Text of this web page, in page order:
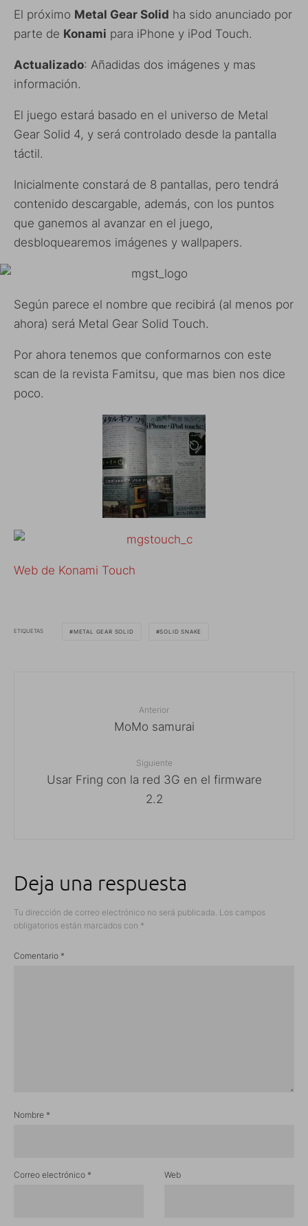
El próximo Metal Gear Solid ha sido anunciado por
parte de Konami para iPhone y iPod Touch.
Actualizado: Añadidas dos imágenes y mas
información.
El juego estará basado en el universo de Metal
Gear Solid 4, y será controlado desde la pantalla
táctil.
Inicialmente constará de 8 pantallas, pero tendrá
contenido descargable, además, con los puntos
que ganemos al avanzar en el juego,
desbloquearemos imágenes y wallpapers.
Según parece el nombre que recibirá (al menos por
ahora) será Metal Gear Solid Touch.
Por ahora tenemos que conformarnos con este
scan de la revista Famitsu, que mas bien nos dice
poco.
Web de Konami Touch
ETIQUETAS METAL GEAR SOLID SOLID SNAKE
Anterior
MoMo samurai
Siguiente
Usar Fring con la red 3G en el firmware
2.2
Deja una respuesta
Tu dirección de correo electrónico no será publicada. Los campos
obligatorios están marcados con *
Comentario *
Nombre *
Correo electrónico * Web